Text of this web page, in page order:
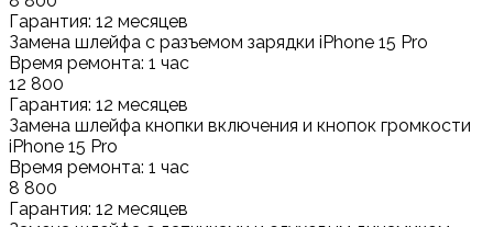
Гарантия: 12 месяцев
Замена шлейфа с разъемом зарядки iPhone 15 Pro
Время ремонта: 1 час
12 800
Гарантия: 12 месяцев
Замена шлейфа кнопки включения и кнопок громкости
iPhone 15 Pro
Время ремонта: 1 час
8 800
Гарантия: 12 месяцев